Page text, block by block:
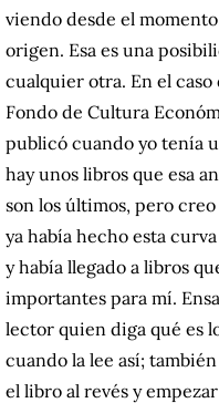
viendo desde el
origen. Esa es una
cualquier otra. En el caso
Fondo de Cultura
publicó cuando yo tenía
hay unos libros que esa
son los últimos, pero
ya había hecho esta
y había llegado a libros
importantes para mí.
lector quien diga qué es
cuando la lee así;
el libro al revés y